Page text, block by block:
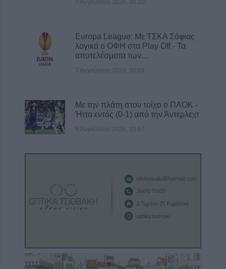
7 Αυγούστου 2026, 00:10
Europa League: Με ΤΣΚΑ Σόφιας
λογικά ο ΟΦΗ στα Play Off - Τα
αποτελέσματα των…
7 Αυγούστου 2026, 00:04
Με την πλάτη στον τοίχο ο ΠΑΟΚ -
Ήττα εντός (0-1) από την Άντερλεχτ
6 Αυγούστου 2026, 22:57